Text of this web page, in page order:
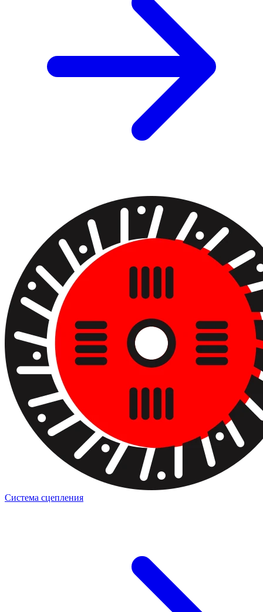
Система сцепления